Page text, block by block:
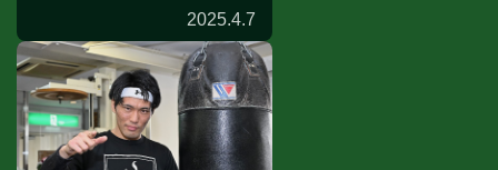
2025.4.7